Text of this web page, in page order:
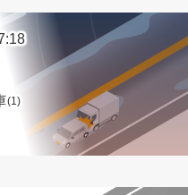
(1)